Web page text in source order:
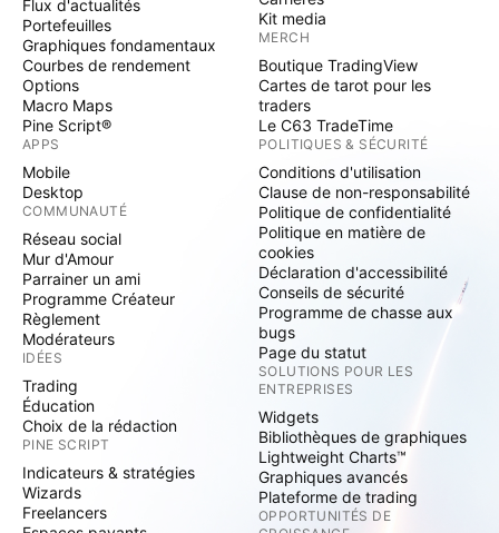
Flux d'actualités
Portefeuilles
Graphiques fondamentaux
Courbes de rendement
Options
Macro Maps
Pine Script®
APPS
Mobile
Desktop
COMMUNAUTÉ
Réseau social
Mur d'Amour
Parrainer un ami
Programme Créateur
Règlement
Modérateurs
IDÉES
Trading
Éducation
Choix de la rédaction
PINE SCRIPT
Indicateurs & stratégies
Wizards
Freelancers
Kit media
MERCH
Boutique TradingView
Cartes de tarot pour les
traders
Le C63 TradeTime
POLITIQUES & SÉCURITÉ
Conditions d'utilisation
Clause de non-responsabilité
Politique de confidentialité
Politique en matière de
cookies
Déclaration d'accessibilité
Conseils de sécurité
Programme de chasse aux
bugs
Page du statut
SOLUTIONS POUR LES
ENTREPRISES
Widgets
Bibliothèques de graphiques
Lightweight Charts™
Graphiques avancés
Plateforme de trading
OPPORTUNITÉS DE